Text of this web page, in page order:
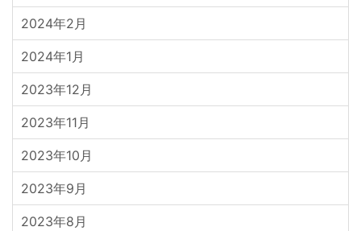
2024年2月
2024年1月
2023年12月
2023年11月
2023年10月
2023年9月
2023年8月